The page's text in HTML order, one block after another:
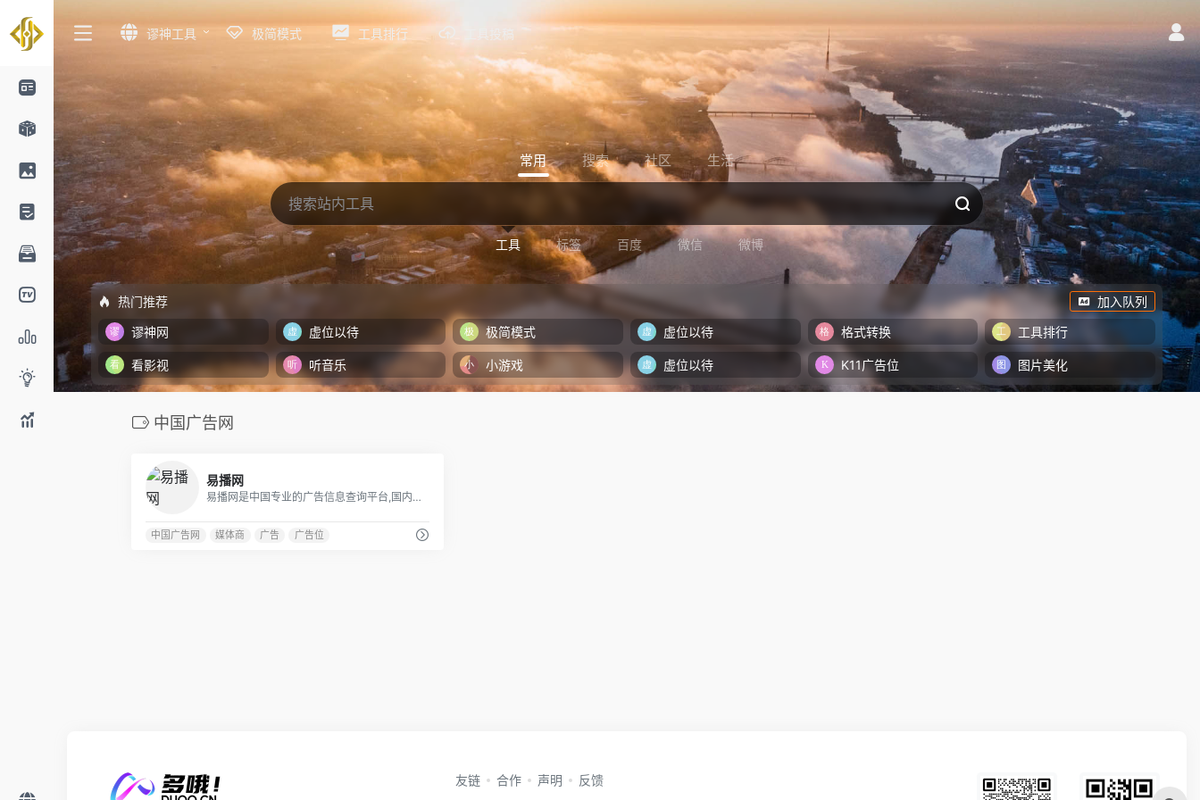
谬神工具 极简模式 工具排行 工具投稿
常用 搜索 社区 生活
工具 标签 百度 微信 微博
热门推荐
加入队列
谬神网
虚位以待 极简模式 虚位以待 格式转换 工具排行
看影视 听音乐 小游戏 虚位以待 K11广告位 图片美化
中国广告网
易播网
易播网是中国专业的广告信息查询平台,国内领先的媒体广告行业门户网站,涵盖了各类户外广告、灯箱广告、电梯广告、墙体广告、广告牌等优质媒介网络资源。
中国广告网 媒体商 广告 广告位
友链 合作 声明 反馈